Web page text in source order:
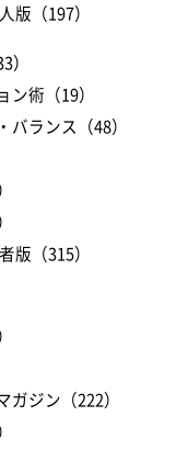
版（197）
ン術（19）
バランス（48）
版（315）
ジン（222）